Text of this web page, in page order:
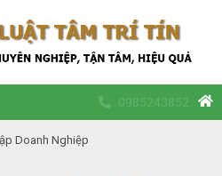
0985243852
Doanh Nghiệp